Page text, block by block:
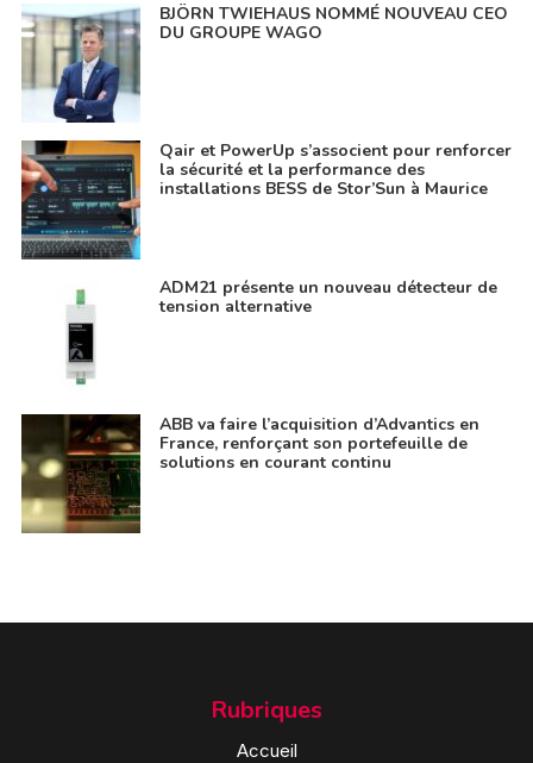
BJÖRN TWIEHAUS NOMMÉ NOUVEAU CEO
DU GROUPE WAGO
Qair et PowerUp s’associent pour renforcer
la sécurité et la performance des
installations BESS de Stor’Sun à Maurice
ADM21 présente un nouveau détecteur de
tension alternative
ABB va faire l’acquisition d’Advantics en
France, renforçant son portefeuille de
solutions en courant continu
Rubriques
Accueil